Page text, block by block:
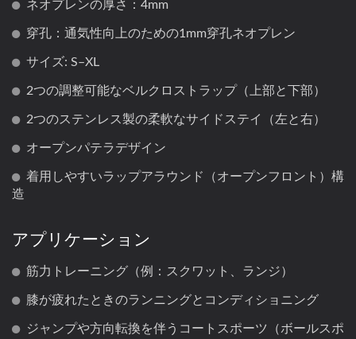
ネオプレンの厚さ：4mm
穿孔：通気性向上のための1mm穿孔ネオプレン
サイズ: S–XL
2つの調整可能なベルクロストラップ（上部と下部）
2つのステンレス製の柔軟なサイドステイ（左と右）
オープンパテラデザイン
着用しやすいラップアラウンド（オープンフロント）構
造
アプリケーション
筋力トレーニング（例：スクワット、ランジ）
膝が疲れたときのランニングとコンディショニング
ジャンプや方向転換を伴うコートスポーツ（ボールスポ